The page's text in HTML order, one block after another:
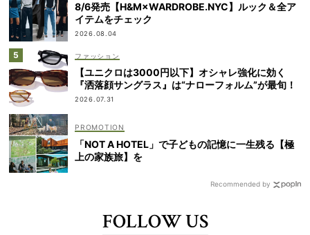
8/6発売【H&M×WARDROBE.NYC】ルック＆全ア
イテムをチェック
2026.08.04
ファッション
【ユニクロは3000円以下】オシャレ強化に効く
『洒落顔サングラス』は“ナローフォルム”が最旬！
2026.07.31
「NOT A HOTEL」で子どもの記憶に一生残る【極
上の家族旅】を
Recommended by
FOLLOW US